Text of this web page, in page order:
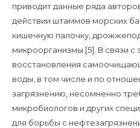
приводит данные ряда
действии штаммов морских
кишечную палочку,
микроорганизмы [5]. В связи с
восстановления
воды, в том числе и по
загрязнению, несомненно
микробиологов и других
для борьбы с